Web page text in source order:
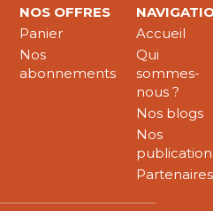
NOS OFFRES
Panier
Nos
abonnements
Accueil
Qui
sommes-
nous ?
Nos blogs
Nos
Partenaires